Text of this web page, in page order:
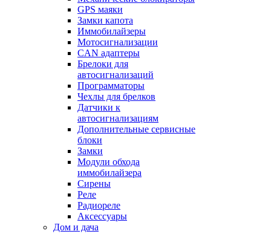
GPS маяки
Замки капота
Иммобилайзеры
Мотосигнализации
CAN адаптеры
Брелоки для
автосигнализаций
Программаторы
Чехлы для брелков
Датчики к
автосигнализациям
Дополнительные сервисные
блоки
Замки
Модули обхода
иммобилайзера
Сирены
Реле
Радиореле
Аксессуары
Дом и дача